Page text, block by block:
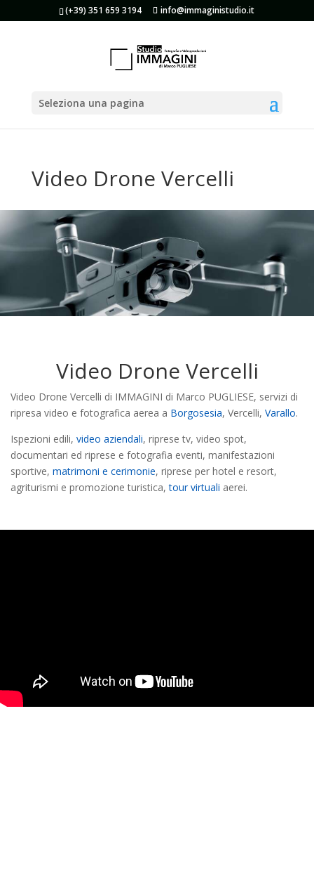
(+39) 351 659 3194 info@immaginistudio.it
Seleziona una pagina
Video Drone Vercelli
Video Drone Vercelli
Video Drone Vercelli di IMMAGINI di Marco PUGLIESE, servizi di
ripresa video e fotografica aerea a Borgosesia, Vercelli, Varallo.
Ispezioni edili, video aziendali, riprese tv, video spot,
documentari ed riprese e fotografia eventi, manifestazioni
sportive, matrimoni e cerimonie, riprese per hotel e resort,
agriturismi e promozione turistica,tour virtuali aerei.